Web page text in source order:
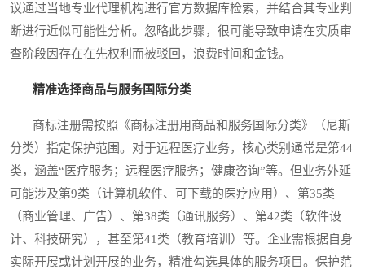
议通过当地专业代理机构进行官方数据库检索，并结合其专业判
断进行近似可能性分析。忽略此步骤，很可能导致申请在实质审
查阶段因存在在先权利而被驳回，浪费时间和金钱。
精准选择商品与服务国际分类
商标注册需按照《商标注册用商品和服务国际分类》（尼斯
分类）指定保护范围。对于远程医疗业务，核心类别通常是第44
类，涵盖“医疗服务；远程医疗服务；健康咨询”等。但业务外延
可能涉及第9类（计算机软件、可下载的医疗应用）、第35类
（商业管理、广告）、第38类（通讯服务）、第42类（软件设
计、科技研究），甚至第41类（教育培训）等。企业需根据自身
实际开展或计划开展的业务，精准勾选具体的服务项目。保护范